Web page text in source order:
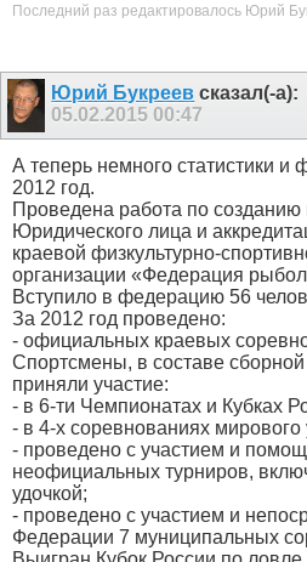
Последний раз редактировалось Юрий
Юрий Букреев сказал(-а):
05.02.2015 00:47
А теперь немного статистики и
2012 год.
Проведена работа по созданию
Юридического лица и
краевой физкультурно-
организации «Федерация
Вступило в федерацию 56
За 2012 год проведено:
- официальных краевых
Спортсмены, в составе сборной
приняли участие:
- в 6-ти Чемпионатах и Кубках
- в 4-х соревнованиях мирового
- проведено с участием и
неофициальных турниров,
удочкой;
- проведено с участием и
Федерации 7 муниципальных